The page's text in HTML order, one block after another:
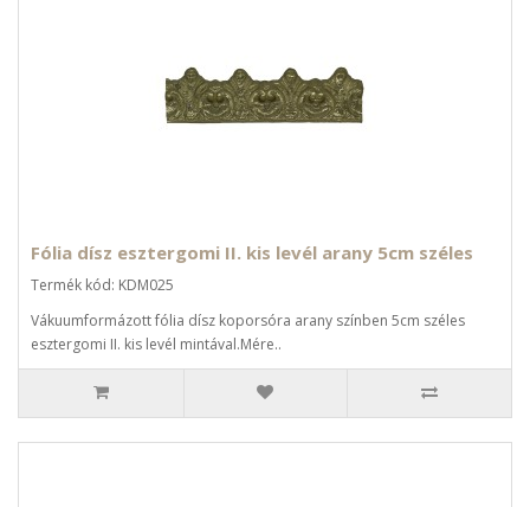
Fólia dísz esztergomi II. kis levél arany 5cm széles
Termék kód: KDM025
Vákuumformázott fólia dísz koporsóra arany színben 5cm széles
esztergomi II. kis levél mintával.Mére..